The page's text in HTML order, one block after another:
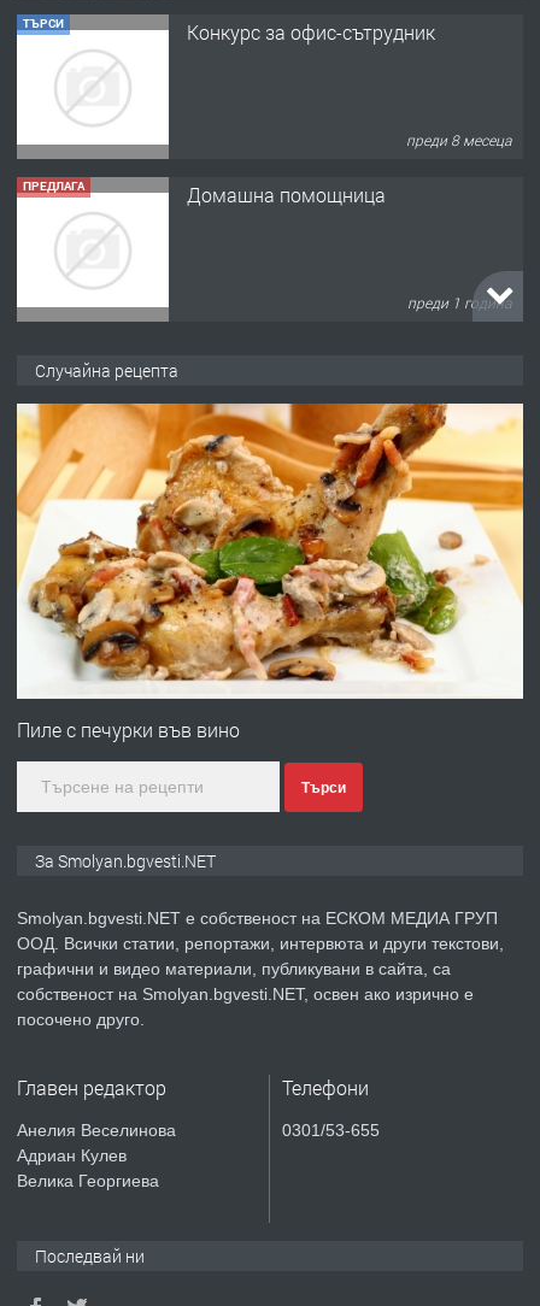
ТЪРСИ Конкурс за офис-сътрудник
преди 8 месеца
ПРЕДЛАГА Домашна помощница
преди 1 година
преди 2 години
ПРЕДЛАГА
УДЪЛЖАВАНЕ НА ЧОВЕШКИЯТ
ЖИВОТ И ПОДОБРЯВАНЕ НА
НЕГОВОТО КАЧЕСТВО
преди 2 години
ПРЕДЛАГА Имот в Северна Гърция, до Кавала
преди 2 години
ПРЕДЛАГА КЪЩА В МАРОНЯ
ТЪРСИ
Случайна рецепта
Пиле с печурки във вино
Търси
За Smolyan.bgvesti.NET
Smolyan.bgvesti.NET е собственост на ЕСКОМ МЕДИА ГРУП
ООД. Всички статии, репортажи, интервюта и други текстови,
графични и видео материали, публикувани в сайта, са
собственост на Smolyan.bgvesti.NET, освен ако изрично е
посочено друго.
Главен редактор
Анелия Веселинова
Адриан Кулев
Велика Георгиева
Телефони
0301/53-655
Последвай ни